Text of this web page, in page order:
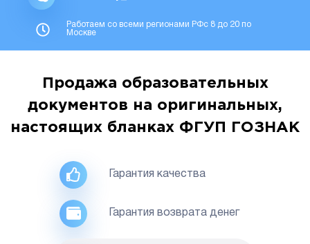
Работаем со всеми регионами РФс 8 до 20 по
Москве
Продажа образовательных
документов на оригинальных,
настоящих бланках ФГУП ГОЗНАК
Гарантия качества
Гарантия возврата денег